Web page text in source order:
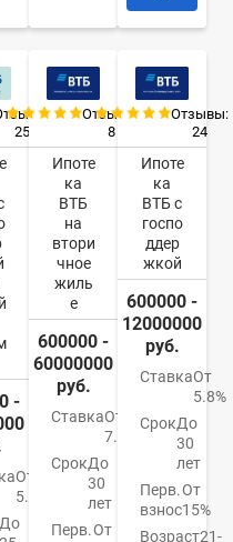
25
-
От
5.9%
До
Отзывы:
8
Ипоте
ка
ВТБ
на
втори
чное
жиль
е
600000 -
60000000
руб.
СтавкаОт
7.4%
СрокДо
30
лет
Перв.От
Отзывы:
24
Ипоте
ка
ВТБ с
госпо
ддер
жкой
600000 -
12000000
руб.
СтавкаОт
5.8%
СрокДо
30
лет
Перв.
взнос
От
15%
Возраст21-